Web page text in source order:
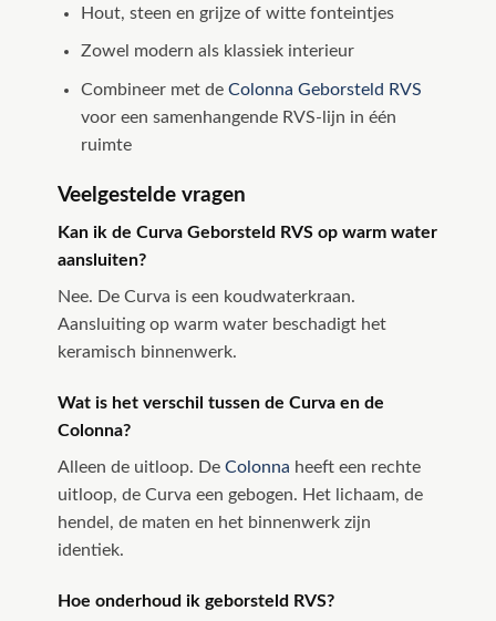
Hout, steen en grijze of witte fonteintjes
Zowel modern als klassiek interieur
Combineer met de Colonna Geborsteld RVS
voor een samenhangende RVS-lijn in één
ruimte
Veelgestelde vragen
Kan ik de Curva Geborsteld RVS op warm water
aansluiten?
Nee. De Curva is een koudwaterkraan.
Aansluiting op warm water beschadigt het
keramisch binnenwerk.
Wat is het verschil tussen de Curva en de
Colonna?
Alleen de uitloop. De Colonna heeft een rechte
uitloop, de Curva een gebogen. Het lichaam, de
hendel, de maten en het binnenwerk zijn
identiek.
Hoe onderhoud ik geborsteld RVS?